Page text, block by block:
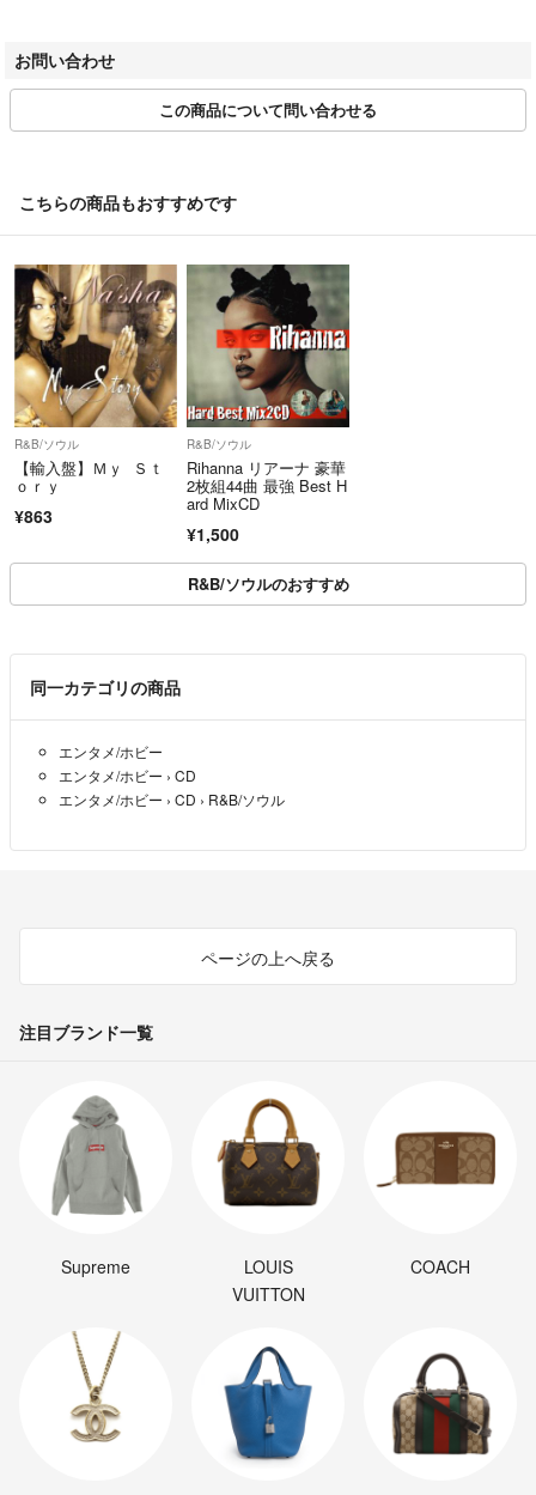
・返品について
お客様のご都合による返品は一切承っておりません。
こちらで確認後、キャンセル・返金を行います。
【コンディション表記】
・ほぼ新品(M-)(Like New)
完全な新品。未使用。当店ではほぼ使用しません
・非常に良い(EX)(Excellent)
中古盤として美品な状態。わずかな経年を感じるものの傷みを感じさせな
い、当店基準で最高の状態
・良い(VG+)(Very Good Plus)
・可(VG)(Acceptable)
使い込まれた中古品で、「良い」よりもさらに使用感がみられる。
・悪い(VG-)(Bad)
状態が悪いアイテム。使用の保障はなく、再生不可、針飛び、目立つノイ
ズがあるかもしれない。状態によるクレーム不可。返品不可。
・非常に悪い(G)(Very Bad)
・ジャンク(Fair)(Junk/Fair)
ている、ひどい書き込み、ひどい擦れなど最低の状態。使用の保障はな
レーム不可。返品不可。
・ジャンク(Poor)(Junk/Poor)
割れている、反っている、水ダメージがある、カビ、ジャケットが分離し
ている、ひどい書き込み、ひどい擦れなど最低の状態。使用の保障はな
・本店サイトとは価格、送料が違います
・本店サイト、その他支店のオーダーも含め、同梱発送はいたしかねま
・中古品であることをご理解ください
・土日祝日はお休みです
金曜・祝前日9時以降のご連絡またはご注文は、返答または発送が週明
け・祝日明けの対応となります。
・日本郵便(ゆうパック/ゆうメール)によるお届けになります。
・お客様のご都合による商品の返品は一切承っておりません。
記載内容と実際の商品に相違がある場合、また不具合などで返品をご希
望される場合は、商品の到着後1週間以内にご連絡ください。
■お問い合わせについて
商品詳細ページ、または取引ページよりお問い合わせボタン押下＞問い
合わせフォームよりお問い合わせください。
受付時間：平日12:00～18:00(土日祝休み)
＝＝＝＝＝＝＝＝＝＝＝＝＝＝
https://fril.jp/ts/official/law/a370/
▼返品特約
https://fril.jp/ts/official/law/a370/#return_policy
お問い合わせ
この商品について問い合わせる
こちらの商品もおすすめです
R&B/ソウル
【輸入盤】Ｍｙ Ｓｔ
ｏｒｙ
¥863
R&B/ソウル
Rihanna リアーナ 豪華
2枚組44曲 最強 Best H
ard MixCD
¥1,500
R&B/ソウルのおすすめ
同一カテゴリの商品
エンタメ/ホビー
エンタメ/ホビー › CD
エンタメ/ホビー › CD › R&B/ソウル
ページの上へ戻る
注目ブランド一覧
Supreme
LOUIS
VUITTON
COACH